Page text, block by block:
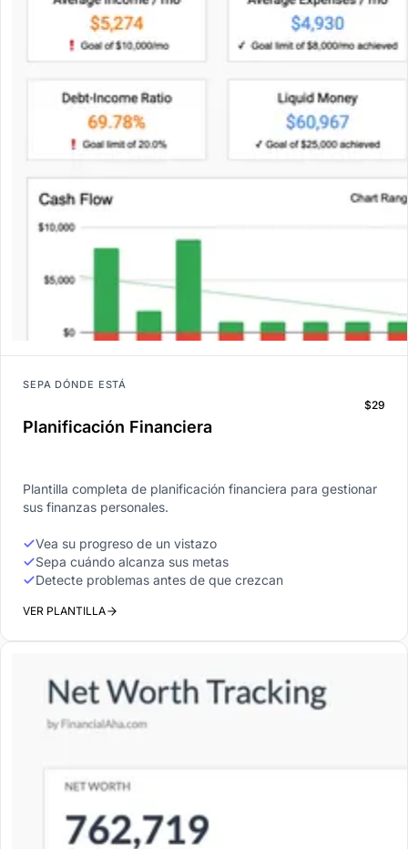
SEPA DÓNDE ESTÁ
Planificación Financiera
$29
Plantilla completa de planificación financiera para gestionar
sus finanzas personales.
Vea su progreso de un vistazo
Sepa cuándo alcanza sus metas
Detecte problemas antes de que crezcan
VER PLANTILLA